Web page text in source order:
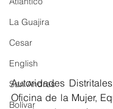
La Guajira
Cesar
English
San Andres
Bolívar
Autoridades
Oficina de la Mujer,